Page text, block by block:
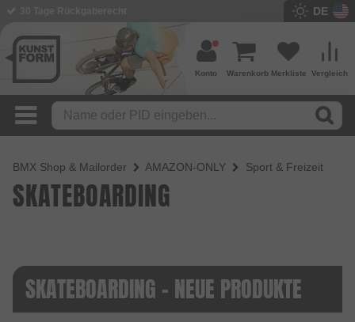
DE
Vergleich
Merkliste
Warenkorb
Konto
BMX Shop & Mailorder AMAZON-ONLY Sport & Freizeit
SKATEBOARDING
SKATEBOARDING - NEUE PRODUKTE